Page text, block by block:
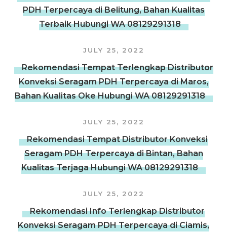
PDH Terpercaya di Belitung, Bahan Kualitas
Terbaik Hubungi WA 08129291318
JULY 25, 2022
Rekomendasi Tempat Terlengkap Distributor
Konveksi Seragam PDH Terpercaya di Maros,
Bahan Kualitas Oke Hubungi WA 08129291318
JULY 25, 2022
Rekomendasi Tempat Distributor Konveksi
Seragam PDH Terpercaya di Bintan, Bahan
Kualitas Terjaga Hubungi WA 08129291318
JULY 25, 2022
Rekomendasi Info Terlengkap Distributor
Konveksi Seragam PDH Terpercaya di Ciamis,